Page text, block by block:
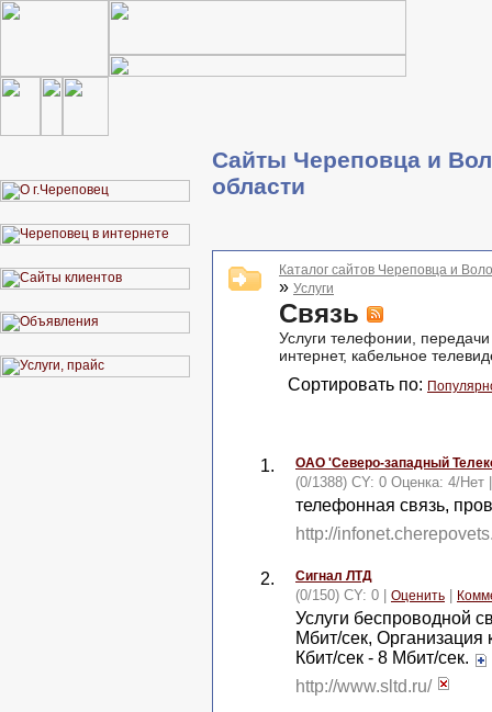
Сайты Череповца и
области
Каталог сайтов Череповца и
» Услуги
Связь
Услуги телефонии,
интернет, кабельное
Сортировать по:
1. ОАО 'Северо-западный
(0/1388) CY: 0 Оценка: 4/Нет
телефонная связь,
http://
2. Сигнал ЛТД
(0/150) CY: 0 | Оценить
Услуги беспроводной
Мбит/сек,
Кбит/сек - 8 Мбит/сек.
http://www.sltd.ru/